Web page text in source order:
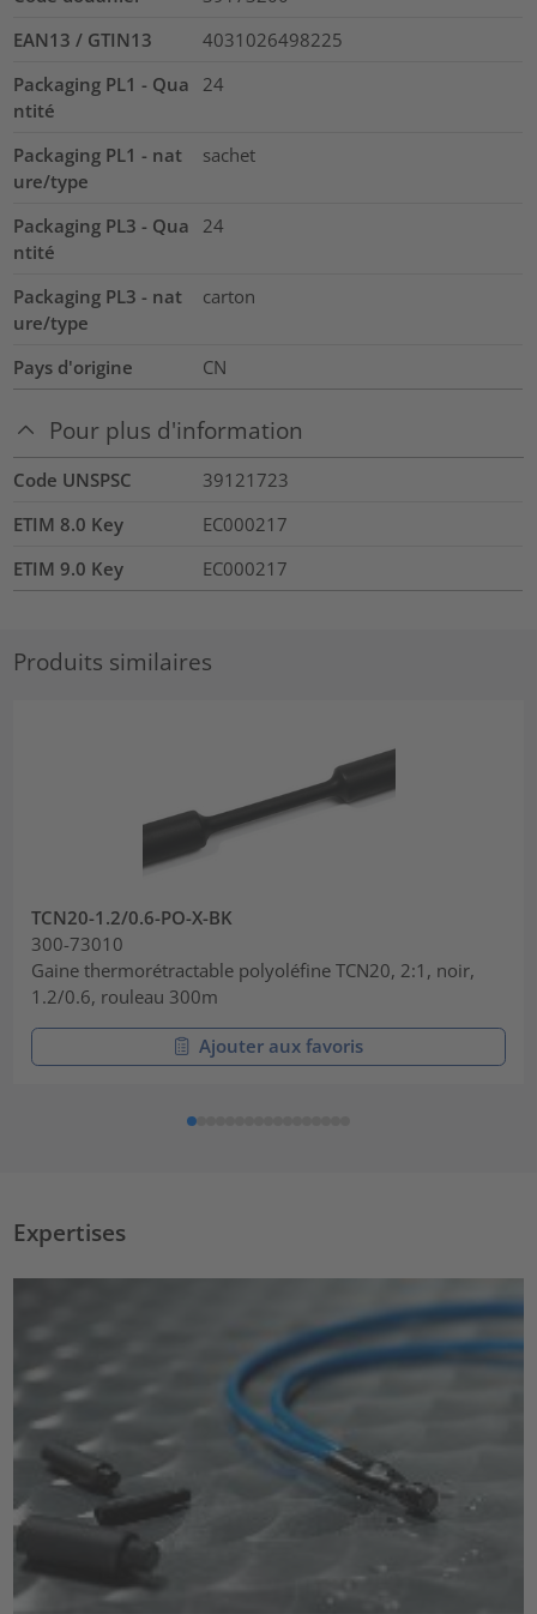
EAN13 / GTIN13
4031026498225
Packaging PL1 - Qua
ntité
24
Packaging PL1 - nat
ure/type
sachet
Packaging PL3 - Qua
ntité
24
Packaging PL3 - nat
ure/type
carton
Pays d'origine CN
Pour plus d'information
Code UNSPSC
39121723
ETIM 8.0 Key
EC000217
ETIM 9.0 Key
EC000217
Produits similaires
TCN20-1.2/0.6-PO-X-BK
300-73010
Gaine thermorétractable polyoléfine TCN20, 2:1, noir,
1.2/0.6, rouleau 300m
Ajouter aux favoris
Expertises